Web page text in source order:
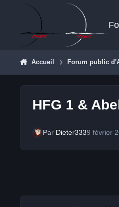
Aller au contenu
Accueil Forum public
HFG 1 &
Par Dieter3339 février